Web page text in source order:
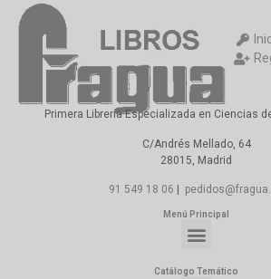
Primera Librería Especializada en Ciencias
C/Andrés Mellado, 64
28015, Madrid
91 549 18 06
Menú Principal
Catálogo Temático